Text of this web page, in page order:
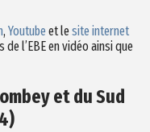
, Youtube et lesite internet
l’EBE en vidéo ainsi que
et du Sud